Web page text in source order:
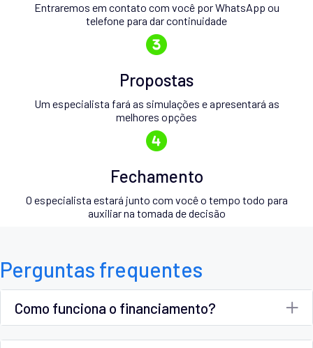
Entraremos em contato com você por WhatsApp ou
telefone para dar continuidade
Propostas
Um especialista fará as simulações e apresentará as
melhores opções
Fechamento
O especialista estará junto com você o tempo todo para
auxiliar na tomada de decisão
Perguntas frequentes
Como funciona o financiamento?